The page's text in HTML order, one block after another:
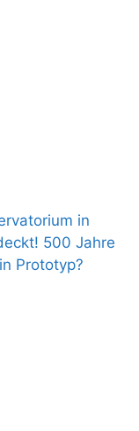
in
500 Jahre
Prototyp?